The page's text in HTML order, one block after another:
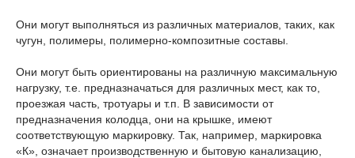
Они могут выполняться из различных материалов, таких, как
чугун, полимеры, полимерно-композитные составы.
Они могут быть ориентированы на различную максимальную
нагрузку, т.е. предназначаться для различных мест, как то,
проезжая часть, тротуары и т.п. В зависимости от
предназначения колодца, они на крышке, имеют
соответствующую маркировку. Так, например, маркировка
«К», означает производственную и бытовую канализацию,